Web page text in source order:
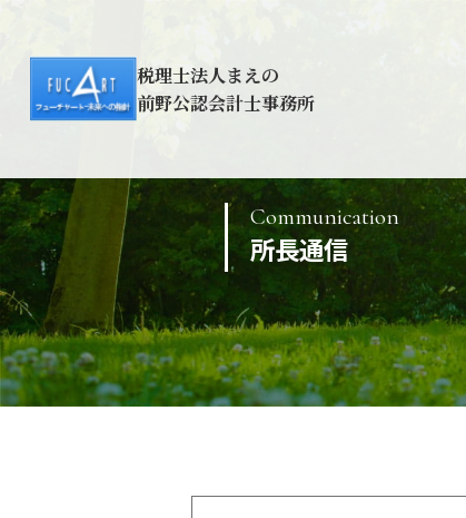
税理士法人まえの
前野公認会計士事務所
Communication
所長通信